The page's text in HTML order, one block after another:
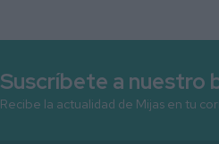
Suscríbete a nuestro
Recibe la actualidad de Mijas en tu